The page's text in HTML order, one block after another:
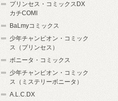
プリンセス・コミックスDX
カチCOMI
BaLmyコミックス
少年チャンピオン・コミック
ス（プリンセス）
ボニータ・コミックス
少年チャンピオン・コミック
ス（ミステリーボニータ）
A.L.C.DX